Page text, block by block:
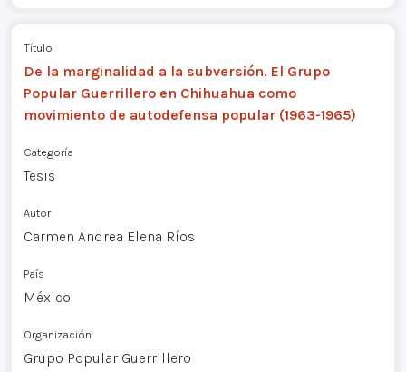
Título
De la marginalidad a la subversión. El Grupo
Popular Guerrillero en Chihuahua como
movimiento de autodefensa popular (1963-1965)
Categoría
Tesis
Autor
Carmen Andrea Elena Ríos
País
México
Organización
Grupo Popular Guerrillero